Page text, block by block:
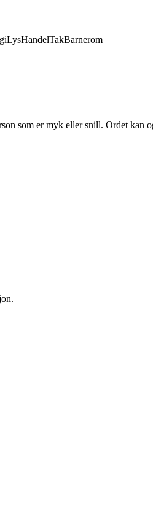
LysHandelTakBarnerom
som er myk eller snill. Ordet